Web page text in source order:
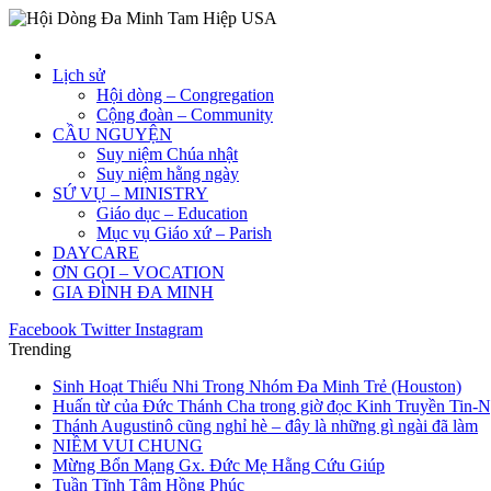
Lịch sử
Hội dòng – Congregation
Cộng đoàn – Community
CẦU NGUYỆN
Suy niệm Chúa nhật
Suy niệm hằng ngày
SỨ VỤ – MINISTRY
Giáo dục – Education
Mục vụ Giáo xứ – Parish
DAYCARE
ƠN GỌI – VOCATION
GIA ĐÌNH ĐA MINH
Facebook Twitter Instagram
Trending
Sinh Hoạt Thiếu Nhi Trong Nhóm Đa Minh Trẻ (Houston)
Huấn từ của Đức Thánh Cha trong giờ đọc Kinh Truyền Tin-
Thánh Augustinô cũng nghỉ hè – đây là những gì ngài đã làm
NIỀM VUI CHUNG
Mừng Bổn Mạng Gx. Đức Mẹ Hằng Cứu Giúp
Tuần Tĩnh Tâm Hồng Phúc